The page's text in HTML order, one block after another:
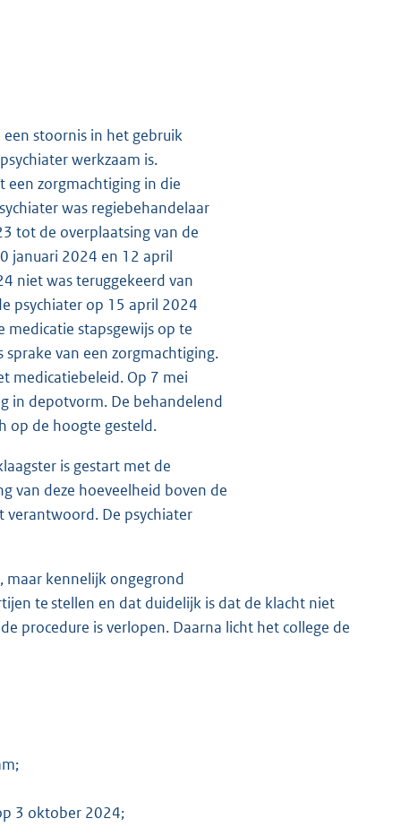
stoornis in het gebruik
werkzaam is.
een zorgmachtiging in die
was regiebehandelaar
tot de overplaatsing van de
januari 2024 en 12 april
niet was teruggekeerd van
psychiater op 15 april 2024
stapsgewijs op te
van een zorgmachtiging.
medicatiebeleid. Op 7 mei
in depotvorm. De behandelend
op de hoogte gesteld.
is gestart met de
van deze hoeveelheid boven de
verantwoord. De psychiater
kennelijk ongegrond
te stellen en dat duidelijk is dat de klacht niet
procedure is verlopen. Daarna licht het college de
3 oktober 2024;